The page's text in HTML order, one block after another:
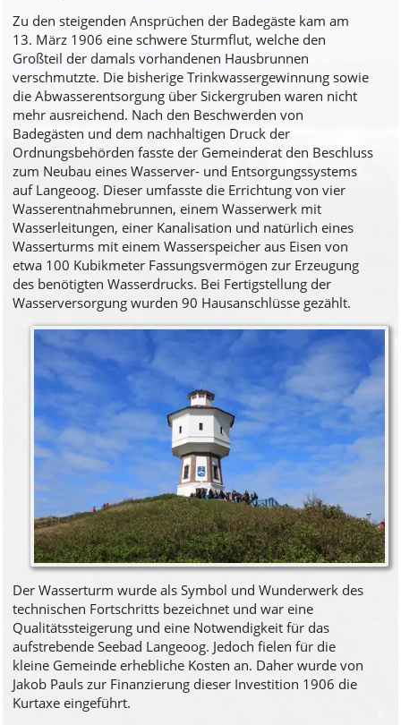
Zu den steigenden Ansprüchen der Badegäste kam am
13. März 1906 eine schwere Sturmflut, welche den
Großteil der damals vorhandenen Hausbrunnen
verschmutzte. Die bisherige Trinkwassergewinnung sowie
die Abwasserentsorgung über Sickergruben waren nicht
mehr ausreichend. Nach den Beschwerden von
Badegästen und dem nachhaltigen Druck der
Ordnungsbehörden fasste der Gemeinderat den Beschluss
zum Neubau eines Wasserver- und Entsorgungssystems
auf Langeoog. Dieser umfasste die Errichtung von vier
Wasserentnahmebrunnen, einem Wasserwerk mit
Wasserleitungen, einer Kanalisation und natürlich eines
Wasserturms mit einem Wasserspeicher aus Eisen von
etwa 100 Kubikmeter Fassungsvermögen zur Erzeugung
des benötigten Wasserdrucks. Bei Fertigstellung der
Wasserversorgung wurden 90 Hausanschlüsse gezählt.
Der Wasserturm wurde als Symbol und Wunderwerk des
technischen Fortschritts bezeichnet und war eine
Qualitätssteigerung und eine Notwendigkeit für das
aufstrebende Seebad Langeoog. Jedoch fielen für die
kleine Gemeinde erhebliche Kosten an. Daher wurde von
Jakob Pauls zur Finanzierung dieser Investition 1906 die
Kurtaxe eingeführt.